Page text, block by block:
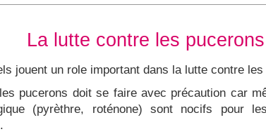
La lutte contre les pucerons
jouent un role important dans la lutte contre
pucerons doit se faire avec précaution car
(pyrèthre, roténone) sont nocifs pour